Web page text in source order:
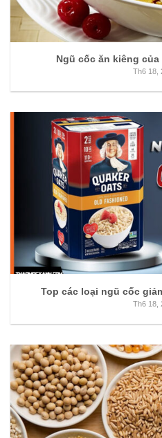
Ngũ cốc ăn kiêng
Th6 18,
Top các loại ngũ cốc
Th6 18,